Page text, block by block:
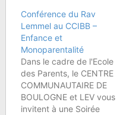
entrée libre Venez
nombreux
Conférence du Rav
Lemmel au CCIBB –
Enfance et
Monoparentalité
Dans le cadre de l'Ecole
des Parents, le CENTRE
COMMUNAUTAIRE DE
BOULOGNE et LEV vous
invitent à une Soirée